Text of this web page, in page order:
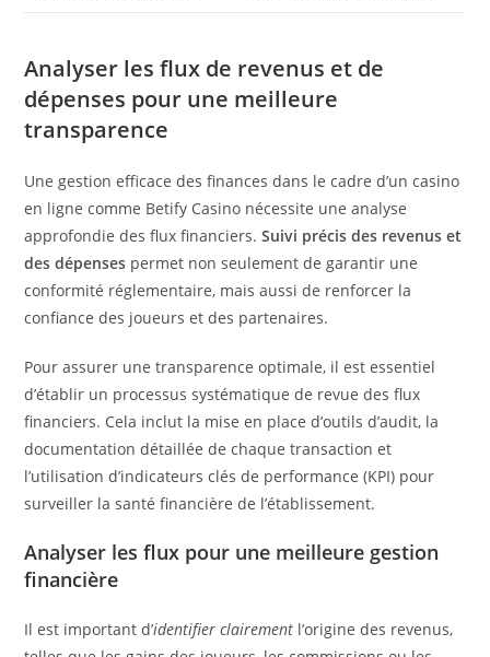
Analyser les flux de revenus et de
dépenses pour une meilleure
transparence
Une gestion efficace des finances dans le cadre d’un casino
en ligne comme Betify Casino nécessite une analyse
approfondie des flux financiers.Suivi précis des revenus et
des dépenses permet non seulement de garantir une
conformité réglementaire, mais aussi de renforcer la
confiance des joueurs et des partenaires.
Pour assurer une transparence optimale, il est essentiel
d’établir un processus systématique de revue des flux
financiers. Cela inclut la mise en place d’outils d’audit, la
documentation détaillée de chaque transaction et
l’utilisation d’indicateurs clés de performance (KPI) pour
surveiller la santé financière de l’établissement.
Analyser les flux pour une meilleure gestion
financière
Il est important d’identifier clairement l’origine des revenus,